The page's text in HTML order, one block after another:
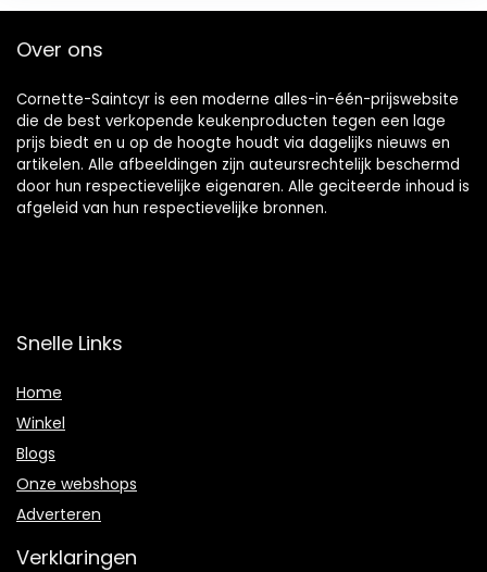
Over ons
Cornette-Saintcyr is een moderne alles-in-één-prijswebsite
die de best verkopende keukenproducten tegen een lage
prijs biedt en u op de hoogte houdt via dagelijks nieuws en
artikelen. Alle afbeeldingen zijn auteursrechtelijk beschermd
door hun respectievelijke eigenaren. Alle geciteerde inhoud is
afgeleid van hun respectievelijke bronnen.
Snelle Links
Home
Winkel
Blogs
Onze webshops
Adverteren
Verklaringen